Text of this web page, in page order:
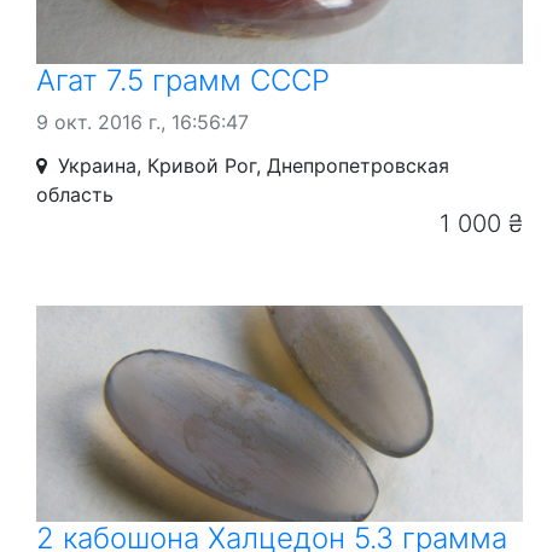
Агат 7.5 грамм СССР
9 окт. 2016 г., 16:56:47
Украина, Кривой Рог, Днепропетровская
область
1 000 ₴
2 кабошона Халцедон 5.3 грамма